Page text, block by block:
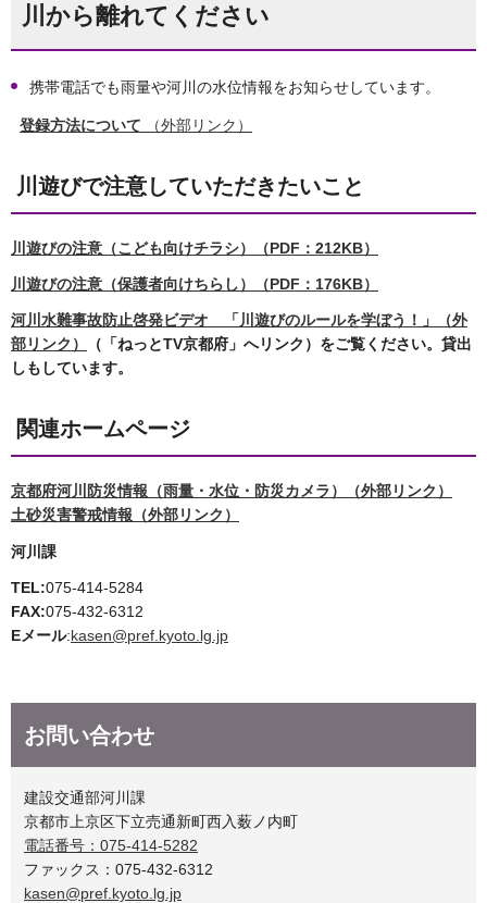
川から離れてください
携帯電話でも雨量や河川の水位情報をお知らせしています。
登録方法について （外部リンク）
川遊びで注意していただきたいこと
川遊びの注意（こども向けチラシ）（PDF：212KB）
川遊びの注意（保護者向けちらし）（PDF：176KB）
河川水難事故防止啓発ビデオ 「川遊びのルールを学ぼう！」（外
部リンク）
（「ねっとTV京都府」へリンク）をご覧ください。貸出
しもしています。
関連ホームページ
京都府河川防災情報（雨量・水位・防災カメラ）（外部リンク）
土砂災害警戒情報（外部リンク）
河川課
TEL:075-414-5284
FAX:075-432-6312
Eメール:kasen@pref.kyoto.lg.jp
お問い合わせ
建設交通部河川課
京都市上京区下立売通新町西入薮ノ内町
電話番号：075-414-5282
ファックス：075-432-6312
kasen@pref.kyoto.lg.jp